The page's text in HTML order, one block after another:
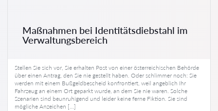
Maßnahmen bei Identitätsdiebstahl im
Verwaltungsbereich
Stellen Sie sich vor, Sie erhalten Post von einer österreichischen Behörde
über einen Antrag, den Sie nie gestellt haben. Oder schlimmer noch: Sie
werden mit einem Bußgeldbescheid konfrontiert, weil angeblich Ihr
Fahrzeug an einem Ort geparkt wurde, an dem Sie nie waren. Solche
Szenarien sind beunruhigend und leider keine ferne Fiktion. Sie sind
mögliche Anzeichen […]